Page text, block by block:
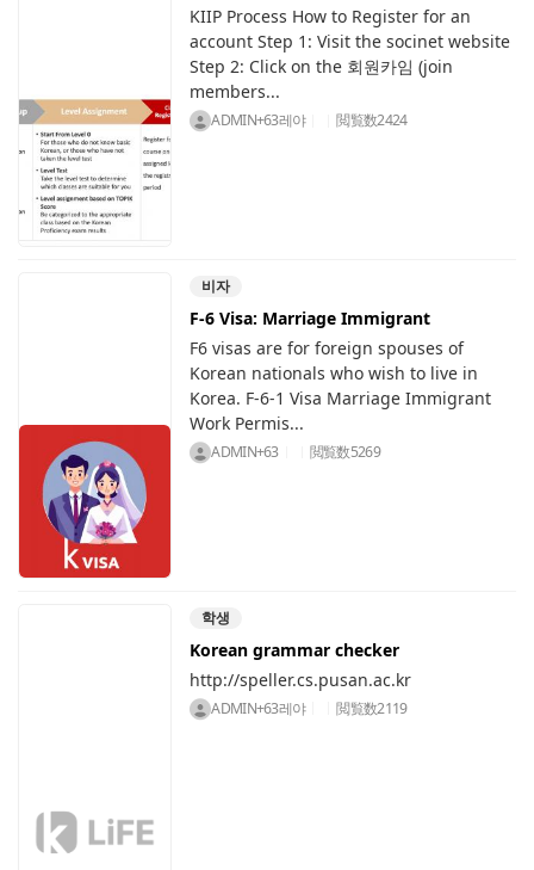
KIIP Process How to Register for an
account Step 1: Visit the socinet website
Step 2: Click on the 회원카임 (join
members...
ADMIN+63레야 閲覧数2424
비자
F-6 Visa: Marriage Immigrant
F6 visas are for foreign spouses of
Korean nationals who wish to live in
Korea. F-6-1 Visa Marriage Immigrant
Work Permis...
ADMIN+63 閲覧数5269
학생
Korean grammar checker
http://speller.cs.pusan.ac.kr
ADMIN+63레야 閲覧数2119